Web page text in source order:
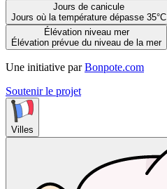
Jours de canicule
Jours où la température dépasse 35°C
Élévation niveau mer
Élévation prévue du niveau de la mer
Une initiative par Bonpote.com
Soutenir le projet
Villes